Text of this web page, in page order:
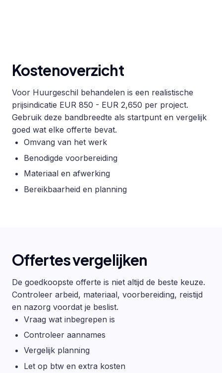
Kostenoverzicht
Voor Huurgeschil behandelen is een realistische
prijsindicatie EUR 850 - EUR 2,650 per project.
Gebruik deze bandbreedte als startpunt en vergelijk
goed wat elke offerte bevat.
Omvang van het werk
Benodigde voorbereiding
Materiaal en afwerking
Bereikbaarheid en planning
Offertes vergelijken
De goedkoopste offerte is niet altijd de beste keuze.
Controleer arbeid, materiaal, voorbereiding, reistijd
en nazorg voordat je beslist.
Vraag wat inbegrepen is
Controleer aannames
Vergelijk planning
Let op btw en extra kosten